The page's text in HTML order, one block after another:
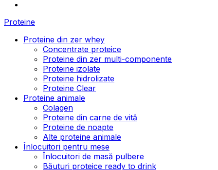
Proteine
Proteine din zer whey
Concentrate proteice
Proteine din zer multi-componente
Proteine izolate
Proteine hidrolizate
Proteine Clear
Proteine animale
Colagen
Proteine din carne de vită
Proteine de noapte
Alte proteine animale
Înlocuitori pentru mese
Înlocuitori de masă pulbere
Băuturi proteice ready to drink